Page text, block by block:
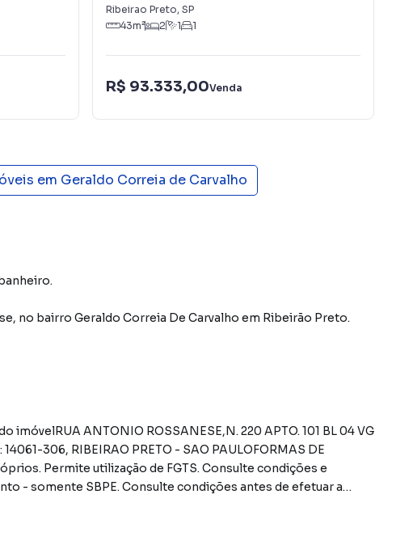
Ribeirao Preto, SP
43m² 2 1 1
R$ 93.333,00Venda
em Geraldo Correia de Carvalho
, no bairro Geraldo Correia De Carvalho em Ribeirão Preto.
imóvelRUA ANTONIO ROSSANESE,N. 220 APTO. 101 BL 04 VG
306, RIBEIRAO PRETO - SAO PAULOFORMAS DE
Permite utilização de FGTS. Consulte condições e
- somente SBPE. Consulte condições antes de efetuar a
de 10% em relação ao valor de avaliação do imóvel. A